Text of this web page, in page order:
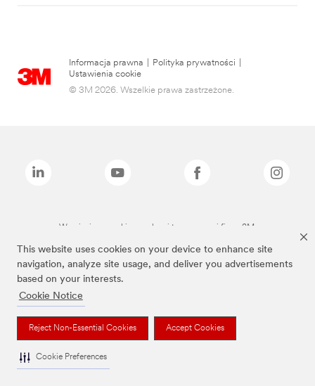
This website uses cookies on your device to enhance site
navigation, analyze site usage, and deliver you advertisements
based on your interests.
Cookie Notice
Reject Non-Essential Cookies Accept Cookies
Cookie Preferences
Informacja prawna Polityka prywatności
Ustawienia cookie
© 3M 2026. Wszelkie prawa zastrzeżone.
Wymienione marki są znakami towarowymi firmy 3M.